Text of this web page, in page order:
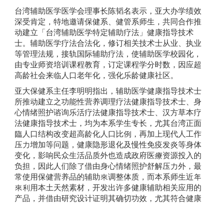
台湾辅助医学医学会理事长陈韬名表示，亚大办学绩效
深受肯定，特地邀请保健系、健管系师生，共同合作推
动建立「台湾辅助医学特定辅助疗法」健康指导技术
士。辅助医学疗法合法化，修订相关技术士从业、执业
等管理法规，接轨国际辅助疗法，使辅助医学校园化，
由专业师资培训课程教育，订定课程学分时数，因应超
高龄社会来临人口老年化，强化乐龄健康社区。
亚大保健系主任李明明指出，辅助医学健康指导技术士
所推动建立之功能性营养调理疗法健康指导技术士、身
心情绪照护谘询乐活疗法健康指导技术士、汉方草本疗
法健康指导技术士，均为本系学生专长，尤其台湾正面
臨人口结构改变超高龄化人口比例，再加上现代人工作
压力增加等问题，健康隐形退化及慢性免疫发炎等身体
变化，影响民众生活品质外也造成政府医療资源投入的
负担，因此人们除了借由身心情绪照护舒解压力外，最
常使用保健营养品的辅助來调整体质，而本系师生近年
來利用本土天然素材，开发出许多健康辅助相关应用的
产品，并借由研究设计证明其确切功效，尤其符合健康